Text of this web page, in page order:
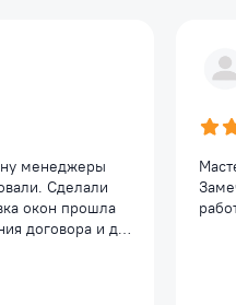
менеджеры
Сделали
окон прошла
договора и до